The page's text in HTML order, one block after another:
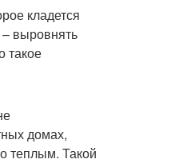
кладется
выровнять
такое
домах,
теплым. Такой